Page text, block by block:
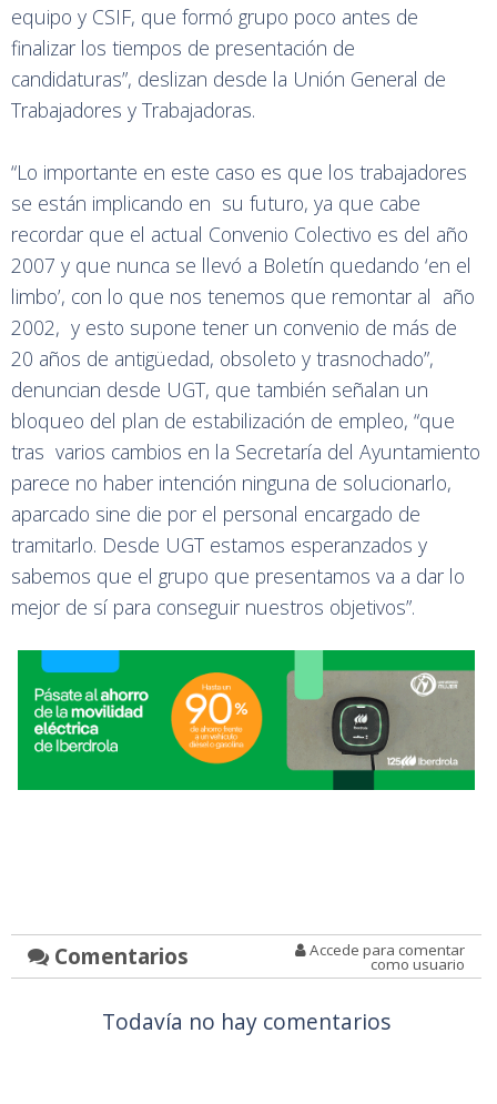
equipo y CSIF, que formó grupo poco antes de
finalizar los tiempos de presentación de
candidaturas”, deslizan desde la Unión General de
Trabajadores y Trabajadoras.
“Lo importante en este caso es que los trabajadores
se están implicando en su futuro, ya que cabe
recordar que el actual Convenio Colectivo es del año
2007 y que nunca se llevó a Boletín quedando ‘en el
limbo’, con lo que nos tenemos que remontar al año
2002, y esto supone tener un convenio de más de
20 años de antigüedad, obsoleto y trasnochado”,
denuncian desde UGT, que también señalan un
bloqueo del plan de estabilización de empleo, “que
tras varios cambios en la Secretaría del Ayuntamiento
parece no haber intención ninguna de solucionarlo,
aparcado sine die por el personal encargado de
tramitarlo. Desde UGT estamos esperanzados y
sabemos que el grupo que presentamos va a dar lo
mejor de sí para conseguir nuestros objetivos”.
Comentarios Accede para comentar
como usuario
Todavía no hay comentarios